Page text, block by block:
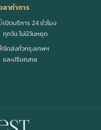
ลาทำการ
เปิดบริการ 24 ชั่วโมง
ทุกวัน ไม่มีวันหยุด
จัดส่งทั่วกรุงเทพฯ
และปริมณฑล